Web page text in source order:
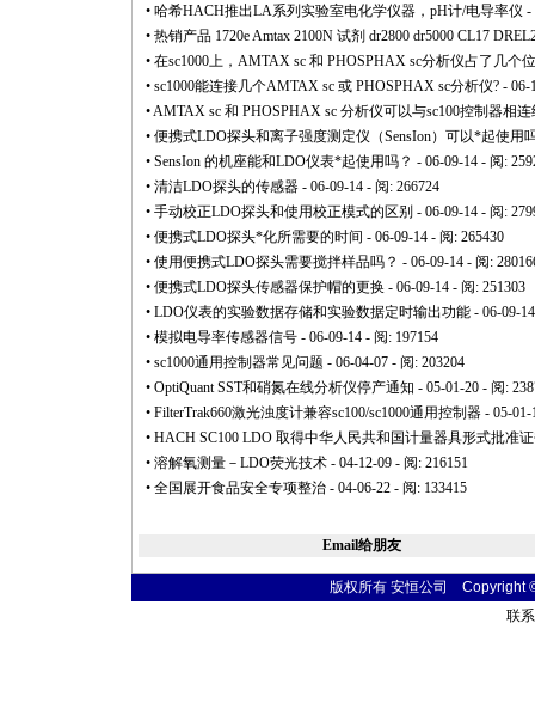
• 哈希HACH推出LA系列实验室电化学仪器，pH计/电导率仪 -
• 热销产品 1720e Amtax 2100N 试剂 dr2800 dr5000 CL17
• 在sc1000上，AMTAX sc 和 PHOSPHAX sc分析仪占了几个
• sc1000能连接几个AMTAX sc 或 PHOSPHAX sc分析仪? - 06-
•AMTAX sc 和 PHOSPHAX sc 分析仪可以与sc100控制器相
• 便携式LDO探头和离子强度测定仪（SensIon）可以*起使用
• SensIon 的机座能和LDO仪表*起使用吗？ - 06-09-14 - 阅:
• 清洁LDO探头的传感器 - 06-09-14 - 阅: 266724
• 手动校正LDO探头和使用校正模式的区别 - 06-09-14 - 阅:
• 便携式LDO探头*化所需要的时间 - 06-09-14 - 阅: 265430
• 使用便携式LDO探头需要搅拌样品吗？ - 06-09-14 - 阅:
• 便携式LDO探头传感器保护帽的更换 - 06-09-14 - 阅: 251303
• LDO仪表的实验数据存储和实验数据定时输出功能 - 06-09-
• 模拟电导率传感器信号 - 06-09-14 - 阅: 197154
• sc1000通用控制器常见问题 - 06-04-07 - 阅: 203204
• OptiQuant SST和硝氮在线分析仪停产通知 - 05-01-20 - 阅:
• FilterTrak660激光浊度计兼容sc100/sc1000通用控制器 - 05-01-
• HACH SC100 LDO 取得中华人民共和国计量器具形式批准
• 溶解氧测量－LDO荧光技术 - 04-12-09 - 阅: 216151
• 全国展开食品安全专项整治 - 04-06-22 - 阅: 133415
Email给朋友
版权所有 安恒公司 Copyright
联